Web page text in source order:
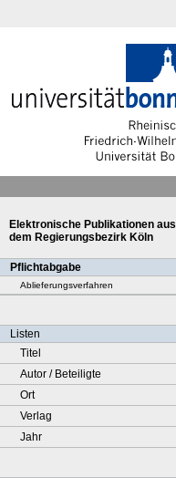
Elektronische Publikationen aus
dem Regierungsbezirk Köln
Pflichtabgabe
Ablieferungsverfahren
Listen
Titel
Autor / Beteiligte
Ort
Verlag
Jahr